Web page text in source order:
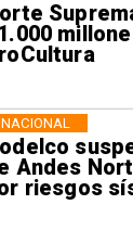
Andes
riesgos
NACIONAL